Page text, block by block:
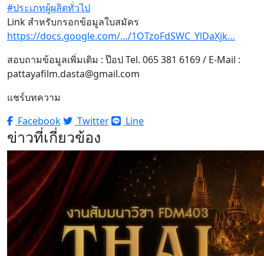
#ประเภทผู้ผลิตทั่วไป
Link สำหรับกรอกข้อมูลใบสมัคร
https://docs.google.com/…/1OTzoFdSWC_YlDaXjk…
สอบถามข้อมูลเพิ่มเติม : ป๊อป Tel. 065 381 6169 / E-Mail :
pattayafilm.dasta@gmail.com
แชร์บทความ
Facebook
Twitter Line
ข่าวที่เกี่ยวข้อง